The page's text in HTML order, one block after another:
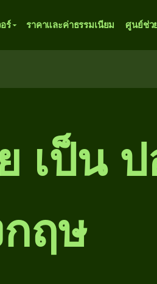
ร์ ราคาและค่าธรรมเนียม ศูนย์ช่ว
เป็น
กฤษ